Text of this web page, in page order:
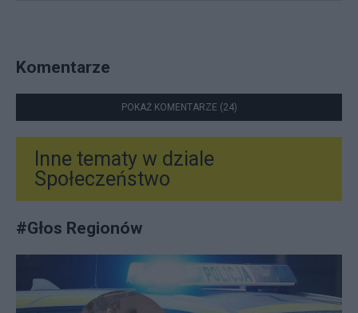
Komentarze
POKAŻ KOMENTARZE (24)
Inne tematy w dziale
Społeczeństwo
#Głos Regionów